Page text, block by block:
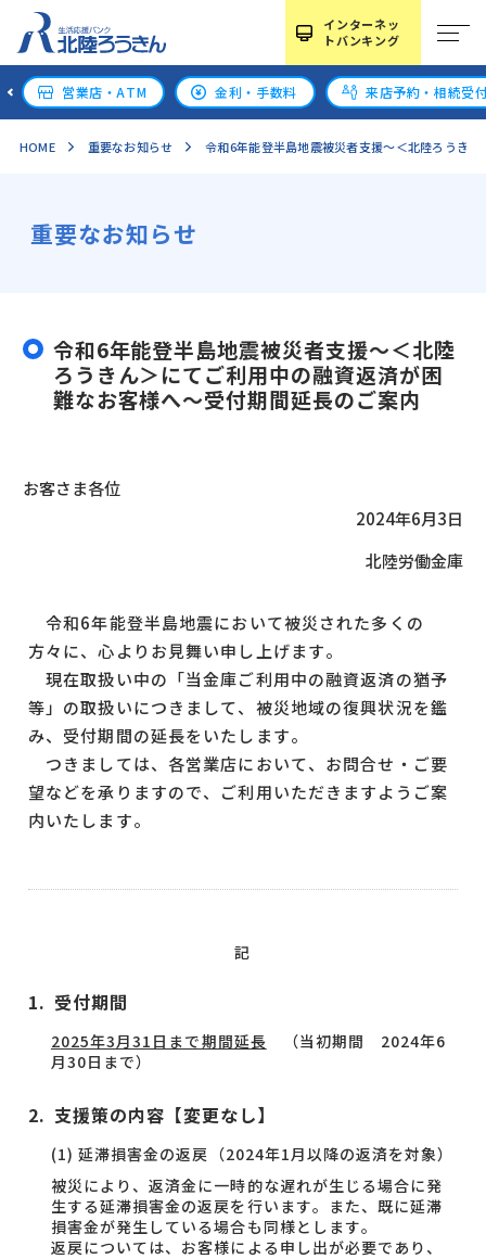
インターネッ
トバンキング
営業店・ATM 金利・手数料 来店予約・相続受
HOME 重要なお知らせ 令和6年能登半島地震被災者支援～＜北陸ろうき
重要なお知らせ
令和6年能登半島地震被災者支援～＜北陸
ろうきん＞にてご利用中の融資返済が困
難なお客様へ～受付期間延長のご案内
お客さま各位
2024年6月3日
北陸労働金庫
令和6年能登半島地震において被災された多くの
方々に、心よりお見舞い申し上げます。
現在取扱い中の「当金庫ご利用中の融資返済の猶予
等」の取扱いにつきまして、被災地域の復興状況を鑑
み、受付期間の延長をいたします。
つきましては、各営業店において、お問合せ・ご要
望などを承りますので、ご利用いただきますようご案
内いたします。
記
受付期間
2025年3月31日まで期間延長 （当初期間 2024年6
月30日まで）
支援策の内容【変更なし】
(1) 延滞損害金の返戻（2024年1月以降の返済を対象）
被災により、返済金に一時的な遅れが生じる場合に発
生する延滞損害金の返戻を行います。また、既に延滞
損害金が発生している場合も同様とします。
返戻については、お客様による申し出が必要であり、